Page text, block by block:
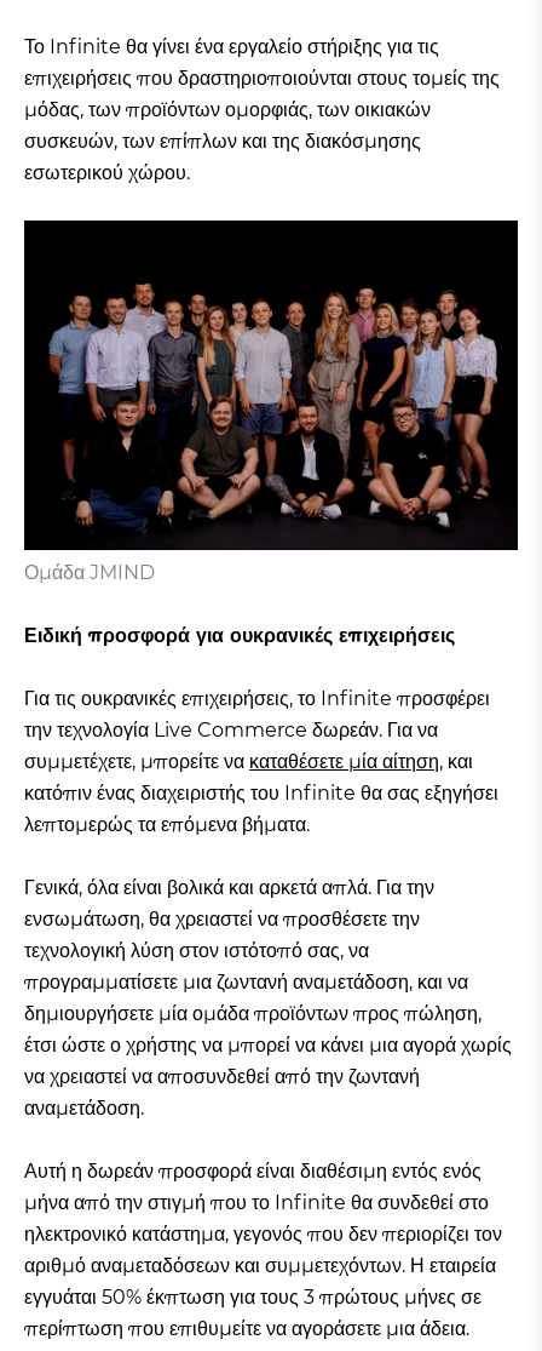
Το Infinite θα γίνει ένα εργαλείο στήριξης για τις
επιχειρήσεις που δραστηριοποιούνται στους τομείς της
μόδας, των προϊόντων ομορφιάς, των οικιακών
συσκευών, των επίπλων και της διακόσμησης
εσωτερικού χώρου.
Ομάδα JMIND
Ειδική προσφορά για ουκρανικές επιχειρήσεις
Για τις ουκρανικές επιχειρήσεις, το Infinite προσφέρει
την τεχνολογία Live Commerce δωρεάν. Για να
συμμετέχετε, μπορείτε να καταθέσετε μία αίτηση, και
κατόπιν ένας διαχειριστής του Infinite θα σας εξηγήσει
λεπτομερώς τα επόμενα βήματα.
Γενικά, όλα είναι βολικά και αρκετά απλά. Για την
ενσωμάτωση, θα χρειαστεί να προσθέσετε την
τεχνολογική λύση στον ιστότοπό σας, να
προγραμματίσετε μια ζωντανή αναμετάδοση, και να
δημιουργήσετε μία ομάδα προϊόντων προς πώληση,
έτσι ώστε ο χρήστης να μπορεί να κάνει μια αγορά χωρίς
να χρειαστεί να αποσυνδεθεί από την ζωντανή
αναμετάδοση.
Αυτή η δωρεάν προσφορά είναι διαθέσιμη εντός ενός
μήνα από την στιγμή που το Infinite θα συνδεθεί στο
ηλεκτρονικό κατάστημα, γεγονός που δεν περιορίζει τον
αριθμό αναμεταδόσεων και συμμετεχόντων. Η εταιρεία
εγγυάται 50% έκπτωση για τους 3 πρώτους μήνες σε
περίπτωση που επιθυμείτε να αγοράσετε μια άδεια.